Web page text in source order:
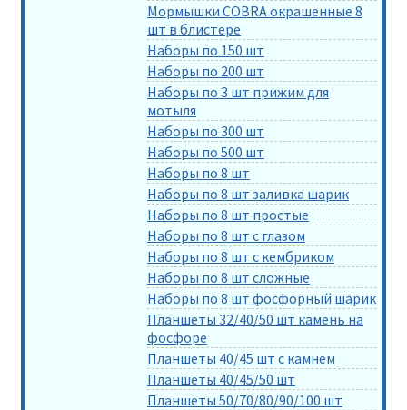
Мормышки COBRA окрашенные 8
шт в блистере
Наборы по 150 шт
Наборы по 200 шт
Наборы по 3 шт прижим для
мотыля
Наборы по 300 шт
Наборы по 500 шт
Наборы по 8 шт
Наборы по 8 шт заливка шарик
Наборы по 8 шт простые
Наборы по 8 шт с глазом
Наборы по 8 шт с кембриком
Наборы по 8 шт сложные
Наборы по 8 шт фосфорный шарик
Планшеты 32/40/50 шт камень на
фосфоре
Планшеты 40/45 шт с камнем
Планшеты 40/45/50 шт
Планшеты 50/70/80/90/100 шт